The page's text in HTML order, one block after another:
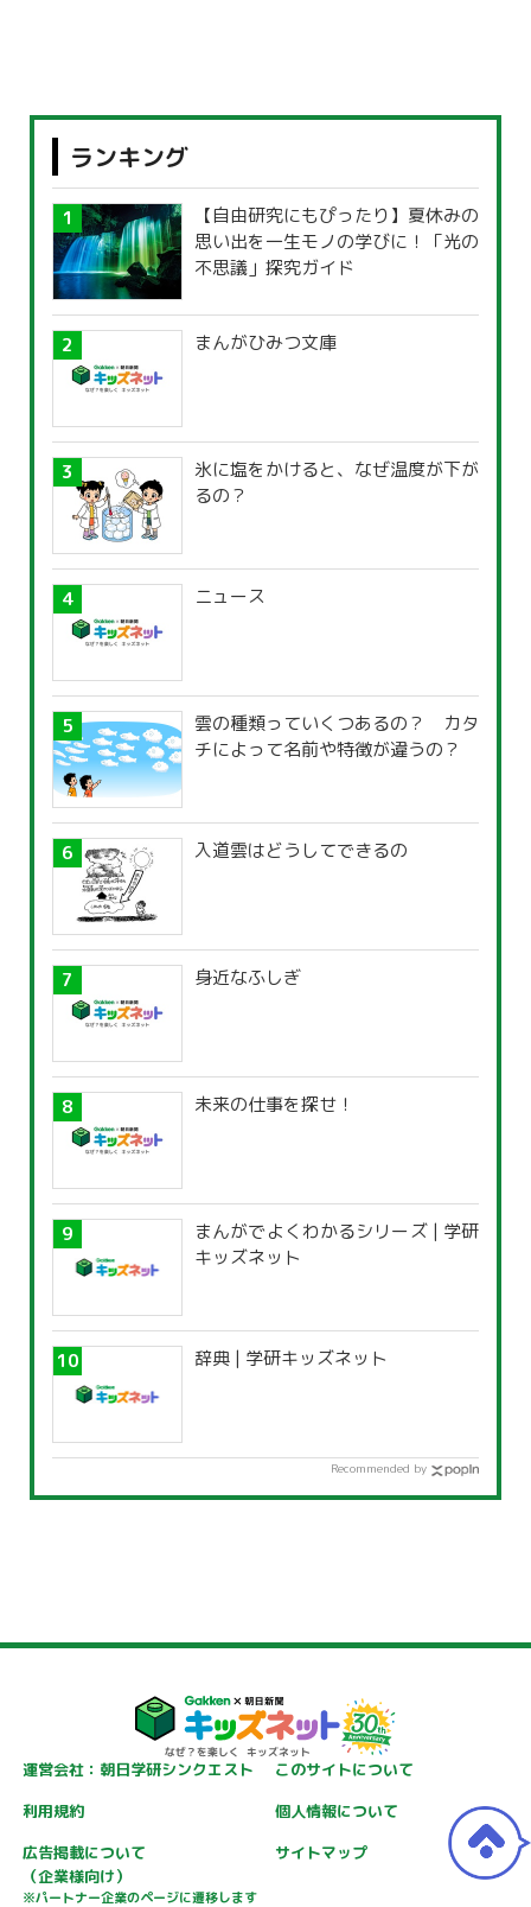
ランキング
【自由研究にもぴったり】夏休みの
思い出を一生モノの学びに！「光の
不思議」探究ガイド
まんがひみつ文庫
氷に塩をかけると、なぜ温度が下が
るの？
ニュース
雲の種類っていくつあるの？ カタ
チによって名前や特徴が違うの？
入道雲はどうしてできるの
身近なふしぎ
未来の仕事を探せ！
まんがでよくわかるシリーズ | 学研
キッズネット
辞典 | 学研キッズネット
Recommended by
運営会社：朝日学研シンクエスト
このサイトについて
利用規約
個人情報について
広告掲載について
（企業様向け）
※パートナー企業のページに遷移します
サイトマップ